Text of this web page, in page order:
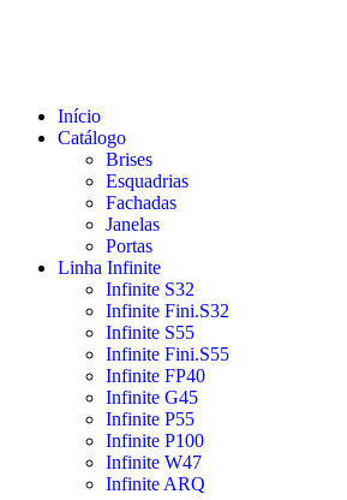
Início
Catálogo
Brises
Esquadrias
Fachadas
Janelas
Portas
Linha Infinite
Infinite S32
Infinite Fini.S32
Infinite S55
Infinite Fini.S55
Infinite FP40
Infinite G45
Infinite P55
Infinite P100
Infinite W47
Infinite ARQ